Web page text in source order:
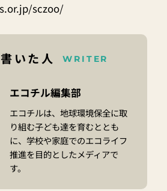
sczoo/
いた人 WRITER
エコチル編集部
エコチルは、地球環境保全に取
り組む子ども達を育むととも
に、学校や家庭でのエコライフ
推進を目的としたメディアで
す。